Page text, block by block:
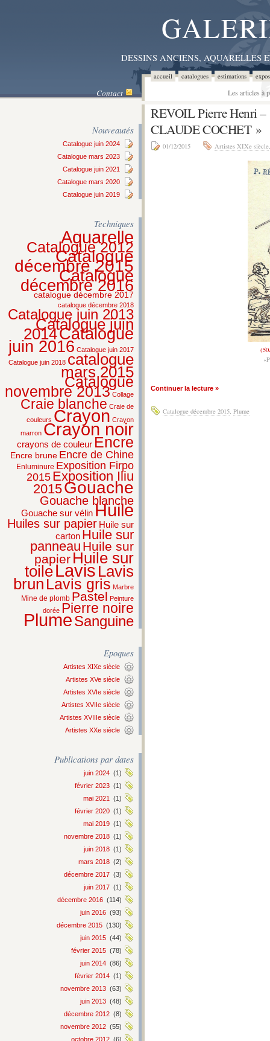
DESSINS ANCIENS,
accueil catalogues estimations
Contact Les articles à
Nouveautés
Catalogue juin 2024
Catalogue mars 2023
Catalogue juin 2021
Catalogue mars 2020
Catalogue juin 2019
Techniques
Aquarelle
Catalogue 2012
Catalogue
décembre 2015
Catalogue
décembre 2016
catalogue décembre 2017
catalogue décembre 2018
Catalogue juin 2013
Catalogue juin
2014Catalogue
juin 2016 Catalogue juin 2017
Catalogue juin 2018 catalogue
mars 2015
Catalogue
novembre 2013 Collage
Craie blanche Craie de
couleurs Crayon Crayon
marron Crayon noir
crayons de couleur Encre
Encre brune Encre de Chine
Enluminure Exposition Firpo
2015 Exposition Iliu
2015Gouache
Gouache blanche
Gouache sur vélinHuile
Huiles sur papier Huile sur
carton Huile sur
panneau Huile sur
papier Huile sur
toileLavis Lavis
brun Lavis gris Marbre
Mine de plomb Pastel Peinture
dorée Pierre noire
PlumeSanguine
Epoques
Artistes XIXe siècle
Artistes XVe siècle
Artistes XVIe siècle
Artistes XVIIe siècle
Artistes XVIIIe siècle
Artistes XXe siècle
Publications par dates
juin 2024 (1)
février 2023 (1)
mai 2021
(1)
février 2020 (1)
mai 2019 (1)
novembre 2018 (1)
juin 2018 (1)
mars 2018 (2)
décembre 2017 (3)
juin 2017 (1)
décembre 2016 (114)
juin 2016 (93)
décembre 2015 (130)
juin 2015 (44)
février 2015 (78)
juin 2014 (86)
février 2014 (1)
novembre 2013 (63)
juin 2013 (48)
décembre 2012 (8)
novembre 2012 (55)
octobre 2012 (6)
REVOIL Pierre Henri
CLAUDE COCHET »
01/12/2015 Artistes XIXe siècle
Continuer la lecture »
Catalogue décembre 2015, Plume